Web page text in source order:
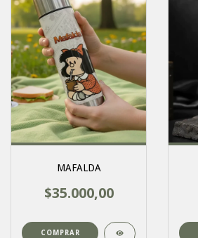
MAFALDA
$35.000,00
COMPRAR